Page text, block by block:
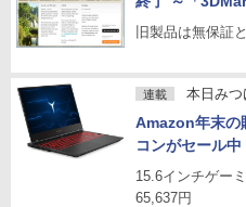
旧製品は無保証
連載 本日みつ
Amazon年末の
コンがセール中
15.6インチゲー
65,637円